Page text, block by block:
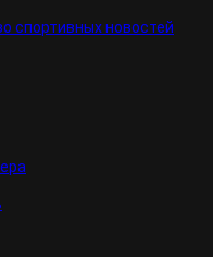
спортивных новостей